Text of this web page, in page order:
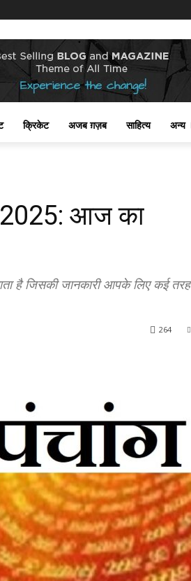
क्रिकेट अजब ग़ज़ब साहित्य अन्य
आज का
है जिसकी जानकारी आपके लिए कई तरह
264